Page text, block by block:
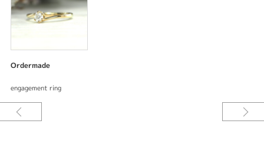
素材：K18ピンクゴールド
幅：リング部分約2.0mm
度でも修正出来て試着できるので出来上がりの満足度が違う。安心してオー
日常にも着けて欲しい。いつも使いたい。K18イエローゴールドでお作りし
たシンプルで細身の婚約指輪は普段使いできるアイテムです。光り輝く美し
いダイアモンドをスマートにデザインしています。[日田市]
Ordermade
engagement ring